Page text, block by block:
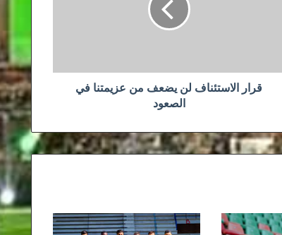
قرار الاستئناف لن يضعف من عزيمتنا في
الصعود